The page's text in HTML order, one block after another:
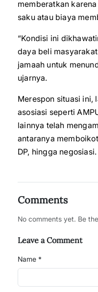
memberatkan
saku atau biaya
“Kondisi ini
daya beli
jamaah untuk
ujarnya.
Merespon situasi ini,
asosiasi seperti
lainnya telah
antaranya
DP, hingga negosiasi.
Comments
No comments yet. Be
Leave a Comment
Name *